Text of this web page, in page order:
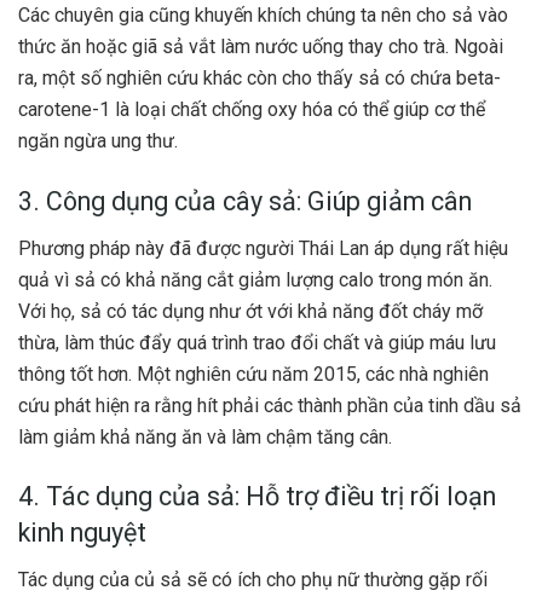
Các chuyên gia cũng khuyến khích chúng ta nên cho sả vào
thức ăn hoặc giã sả vắt làm nước uống thay cho trà. Ngoài
ra, một số nghiên cứu khác còn cho thấy sả có chứa beta-
carotene-1 là loại chất chống oxy hóa có thể giúp cơ thể
ngăn ngừa ung thư.
3. Công dụng của cây sả: Giúp giảm cân
Phương pháp này đã được người Thái Lan áp dụng rất hiệu
quả vì sả có khả năng cắt giảm lượng calo trong món ăn.
Với họ, sả có tác dụng như ớt với khả năng đốt cháy mỡ
thừa, làm thúc đẩy quá trình trao đổi chất và giúp máu lưu
thông tốt hơn. Một nghiên cứu năm 2015, các nhà nghiên
cứu phát hiện ra rằng hít phải các thành phần của tinh dầu sả
làm giảm khả năng ăn và làm chậm tăng cân.
4. Tác dụng của sả: Hỗ trợ điều trị rối loạn
kinh nguyệt
Tác dụng của củ sả sẽ có ích cho phụ nữ thường gặp rối